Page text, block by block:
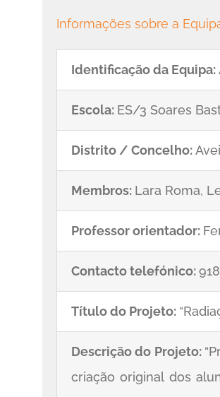
Informações sobre a
Identificação da Equipa:
Escola: ES/3 Soares
Distrito / Concelho:
Membros: Lara Roma,
Professor orientador:
Contacto telefónico:
Título do Projeto:
Descrição do Projeto:
criação original dos